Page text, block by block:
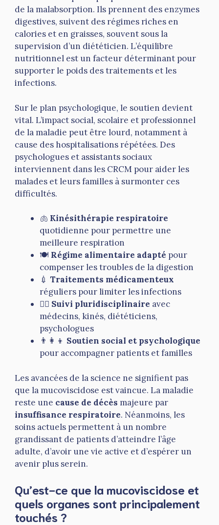
de la malabsorption. Ils prennent des enzymes
digestives, suivent des régimes riches en
calories et en graisses, souvent sous la
supervision d’un diététicien. L’équilibre
nutritionnel est un facteur déterminant pour
supporter le poids des traitements et les
infections.
Sur le plan psychologique, le soutien devient
vital. L’impact social, scolaire et professionnel
de la maladie peut être lourd, notamment à
cause des hospitalisations répétées. Des
psychologues et assistants sociaux
interviennent dans les CRCM pour aider les
malades et leurs familles à surmonter ces
difficultés.
🫁 Kinésithérapie respiratoire
quotidienne pour permettre une
meilleure respiration
🍽 Régime alimentaire adapté pour
compenser les troubles de la digestion
💉 Traitements médicamenteux
réguliers pour limiter les infections
🧑‍⚕️ Suivi pluridisciplinaire avec
médecins, kinés, diététiciens,
psychologues
👨‍👩‍👦 Soutien social et psychologique
pour accompagner patients et familles
Les avancées de la science ne signifient pas
que la mucoviscidose est vaincue. La maladie
reste une cause de décès majeure par
insuffisance respiratoire. Néanmoins, les
soins actuels permettent à un nombre
grandissant de patients d’atteindre l’âge
adulte, d’avoir une vie active et d’espérer un
avenir plus serein.
Qu’est-ce que la mucoviscidose et
quels organes sont principalement
touchés ?